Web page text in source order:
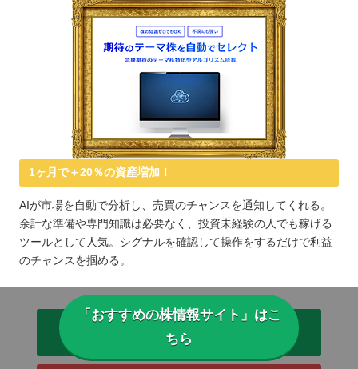
1ヶ月で＋20％の資産増加！
AIが市場を自動で分析し、売買のチャンスを通知してくれる。
余計な準備や専門知識は必要なく、投資未経験の人でも稼げる
ツールとして人気。シグナルを確認して操作をするだけで利益
のチャンスを掴める。
公式サイトを見る
「おすすめの株情報サイト」はこ
ちら